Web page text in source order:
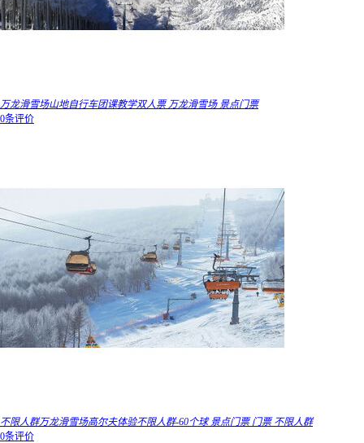
万龙滑雪场山地自行车团课教学双人票 万龙滑雪场 景点门票
0条评价
不限人群万龙滑雪场高尔夫体验不限人群-60个球 景点门票 门票 不限人群
0条评价